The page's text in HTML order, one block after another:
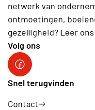
netwerk van
ontmoetingen,
gezelligheid? Leer
Volg ons
facebook site
Snel terugvinden
Contact